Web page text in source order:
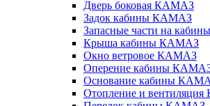
Дверь боковая КАМАЗ
Задок кабины КАМАЗ
Запасные части на
Крыша кабины КАМАЗ
Окно ветровое КАМАЗ
Оперение кабины
Основание кабины
Отопление и